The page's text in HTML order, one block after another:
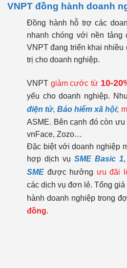
VNPT đồng hành doanh
Đồng hành hỗ trợ các
nhanh chóng với nền tảng
VNPT đang triển khai
trị cho doanh nghiệp.
VNPT giảm cước từ 10-
yếu cho doanh nghiệp.
điện tử, Bảo hiểm xã hội;
ASME. Bên cạnh đó còn
vnFace, Zozo…
Đặc biệt với doanh nghiệp
hợp dịch vụ SME Basic 1,
SME được hưởng ưu đãi
các dịch vụ đơn lẻ. Tổng
hành doanh nghiệp trong
đồng.